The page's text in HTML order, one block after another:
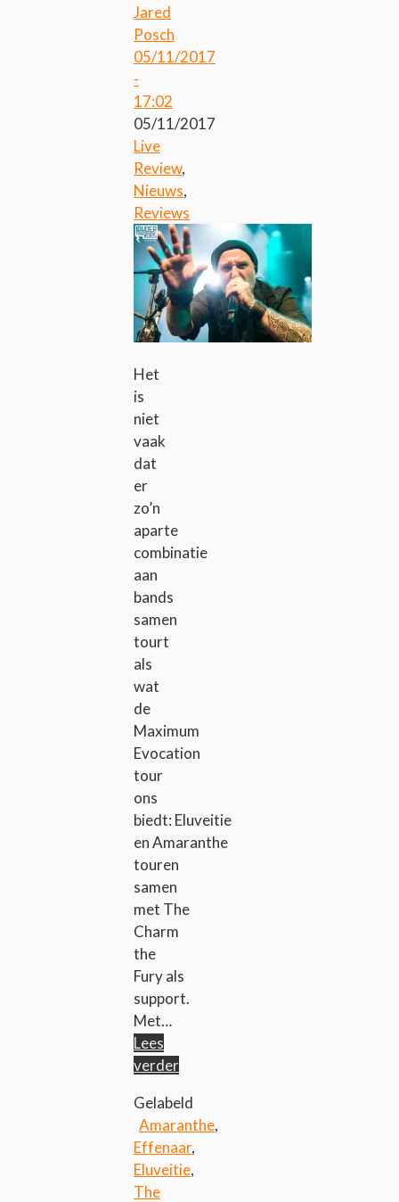
Jared
Posch
05/11/2017
-
17:02
05/11/2017
Live
Review,
Nieuws,
Reviews
Het
is
niet
vaak
dat
er
zo’n
aparte
combinatie
aan
bands
samen
tourt
als
wat
de
Maximum
Evocation
tour
ons
biedt: Eluveitie
en Amaranthe
touren
samen
met The
Charm
the
Fury als
support.
Met…
Lees
verder
Gelabeld
Amaranthe,
Effenaar,
Eluveitie,
The